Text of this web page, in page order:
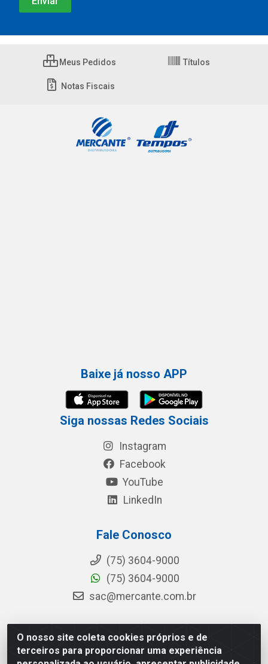
O nosso site coleta cookies próprios e de
terceiros para proporcionar uma experiência
Meus Pedidos Títulos
Notas Fiscais
Baixe já nosso APP
Siga nossas Redes Sociais
Instagram
Facebook
YouTube
LinkedIn
Fale Conosco
(75) 3604-9000
(75) 3604-9000
sac@mercante.com.br
Mercante Distribuidora - Rua Mercante, 699 - Aviário,
Feira de Santana/BA - CEP 44.096-218 - CNPJ